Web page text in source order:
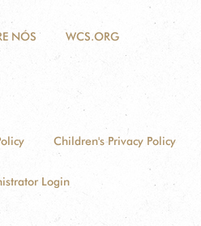
NÓS WCS.ORG
Children's Privacy Policy
Login